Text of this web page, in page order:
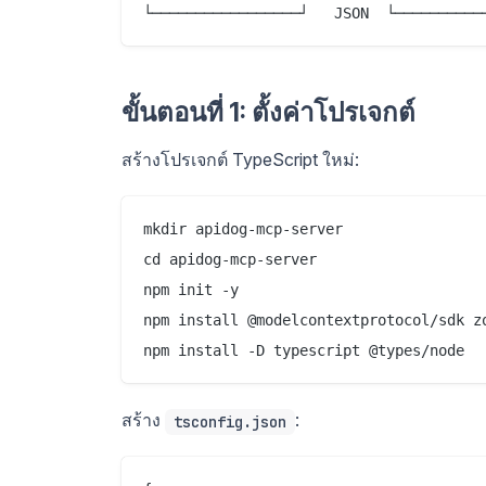
ขั้นตอนที่ 1: ตั้งค่าโปรเจกต์
สร้างโปรเจกต์ TypeScript ใหม่:
mkdir apidog-mcp-server
cd apidog-mcp-server
npm init -y
npm install @modelcontextprotocol/sdk
สร้าง tsconfig.json :